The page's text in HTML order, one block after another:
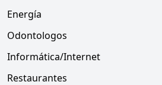
Energía
Odontologos
Informática/Internet
Restaurantes